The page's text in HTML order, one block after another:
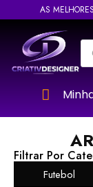
AS
Filtrar Por
Futebol